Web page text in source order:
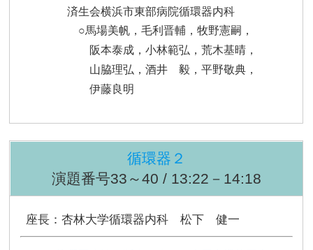
済生会横浜市東部病院循環器内科
○馬場美帆，毛利晋輔，牧野憲嗣，
阪本泰成，小林範弘，荒木基晴，
山脇理弘，酒井 毅，平野敬典，
伊藤良明
循環器２
演題番号33～40 / 13:22－14:18
座長：杏林大学循環器内科 松下 健一